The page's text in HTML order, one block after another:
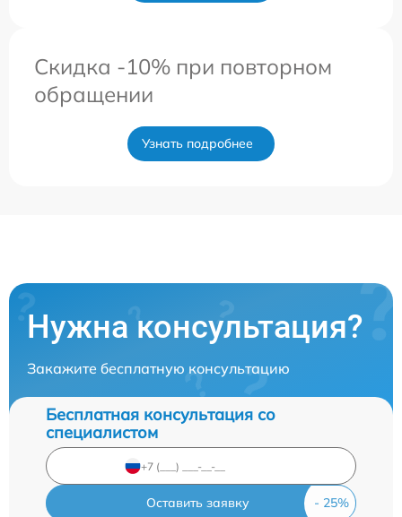
Скидка -10% при повторном
обращении
Узнать подробнее
Нужна консультация?
Закажите бесплатную консультацию
Бесплатная консультация со
специалистом
Оставить заявку